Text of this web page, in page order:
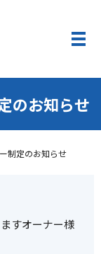
のお知らせ
制定のお知らせ
すオーナー様